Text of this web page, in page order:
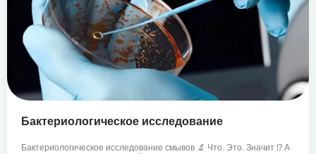
Бактериологическое исследование
Бактериологическое исследование смывов 🔬 Что. Это. Значит ⁉ А